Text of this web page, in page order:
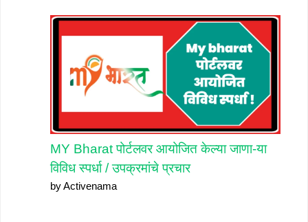
MY Bharat पोर्टलवर आयोजित केल्या जाणा-या
विविध स्पर्धा / उपक्रमांचे प्रचार
by Activenama